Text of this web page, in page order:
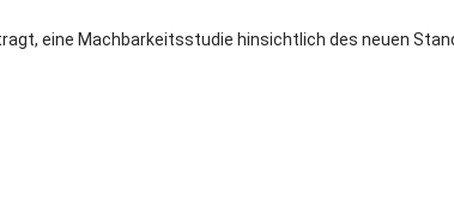
eine Machbarkeitsstudie hinsichtlich des neuen